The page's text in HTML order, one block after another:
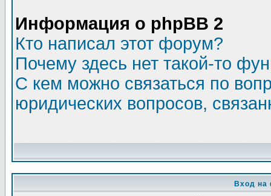
Информация о phpBB 2
Кто написал этот форум?
Почему здесь нет такой-то
С кем можно связаться по
юридических вопросов,
Вход на